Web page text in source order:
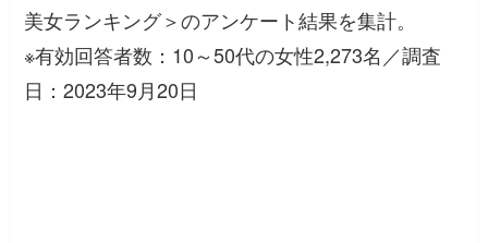
美女ランキング＞のアンケート結果を集計。
※有効回答者数：10～50代の女性2,273名／調査
日：2023年9月20日